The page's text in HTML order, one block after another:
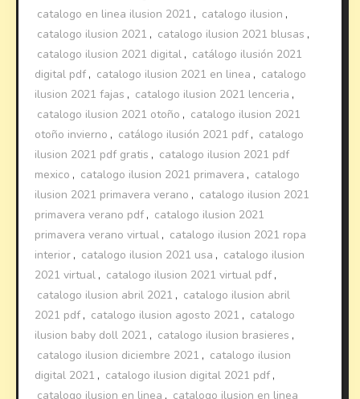
catalogo en linea ilusion 2021 , catalogo ilusion ,
catalogo ilusion 2021 , catalogo ilusion 2021 blusas ,
catalogo ilusion 2021 digital , catálogo ilusión 2021
digital pdf , catalogo ilusion 2021 en linea , catalogo
ilusion 2021 fajas , catalogo ilusion 2021 lenceria ,
catalogo ilusion 2021 otoño , catalogo ilusion 2021
otoño invierno , catálogo ilusión 2021 pdf , catalogo
ilusion 2021 pdf gratis , catalogo ilusion 2021 pdf
mexico , catalogo ilusion 2021 primavera , catalogo
ilusion 2021 primavera verano , catalogo ilusion 2021
primavera verano pdf , catalogo ilusion 2021
primavera verano virtual , catalogo ilusion 2021 ropa
interior , catalogo ilusion 2021 usa , catalogo ilusion
2021 virtual , catalogo ilusion 2021 virtual pdf ,
catalogo ilusion abril 2021 , catalogo ilusion abril
2021 pdf , catalogo ilusion agosto 2021 , catalogo
ilusion baby doll 2021 , catalogo ilusion brasieres ,
catalogo ilusion diciembre 2021 , catalogo ilusion
digital 2021 , catalogo ilusion digital 2021 pdf ,
catalogo ilusion en linea , catalogo ilusion en linea